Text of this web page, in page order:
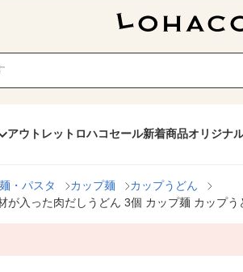
アウトレット ロハコセール新着商品オリジナ
・パスタ カップ麺
カップうどん
入った肉だしうどん 3個 カップ麺 カップ